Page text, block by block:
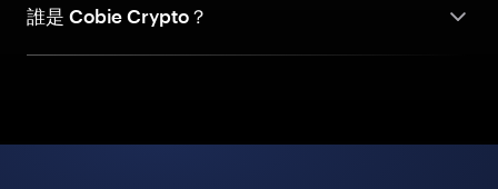
誰是 Cobie Crypto？